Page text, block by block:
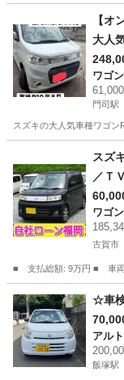
飯塚
【オ
大人
ワゴ
門司駅
スズキの大人気車種ワゴ
門
スズ
／Ｔ
ール
イミ
ワゴ
古賀市
■ 支払総額: 9万円 ■ 車両
福岡 古賀市 ワゴ
☆車
アルト
飯塚駅